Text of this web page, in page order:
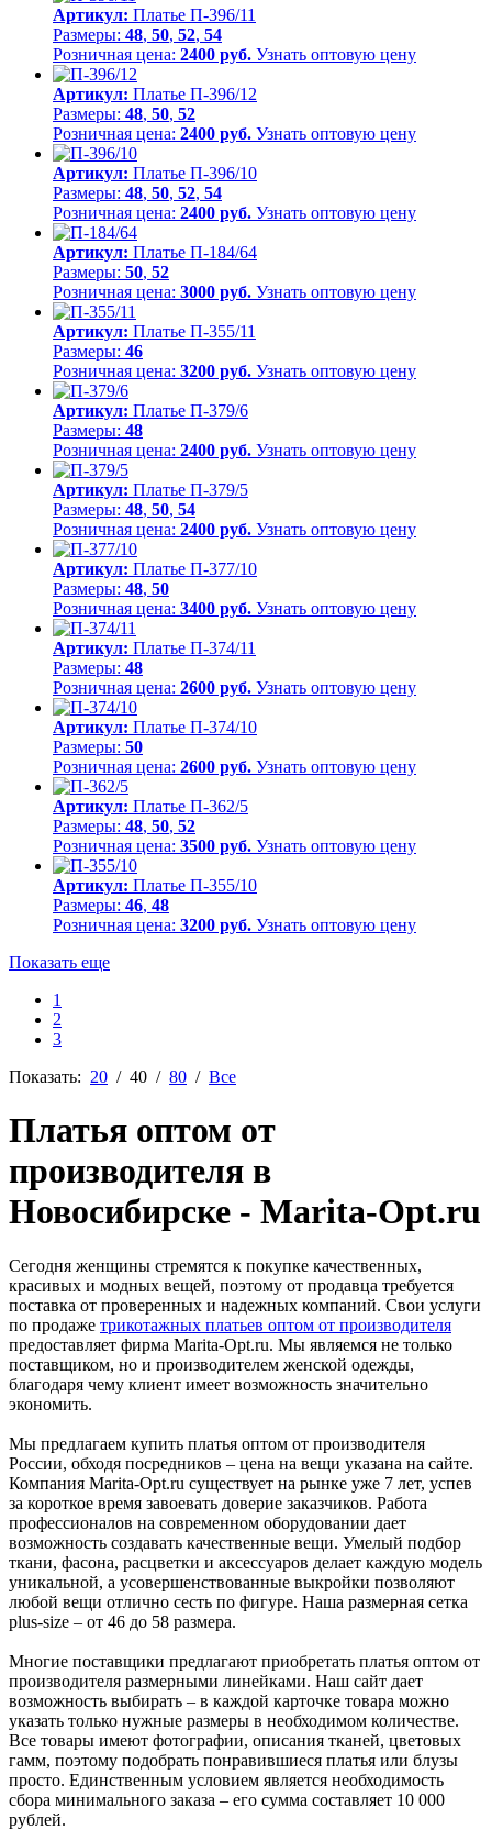
Артикул: Платье П-396/11
Размеры: 48, 50, 52, 54
Розничная цена: 2400 руб. Узнать оптовую цену
Артикул: Платье П-396/12
Размеры: 48, 50, 52
Розничная цена: 2400 руб. Узнать оптовую цену
Артикул: Платье П-396/10
Размеры: 48, 50, 52, 54
Розничная цена: 2400 руб. Узнать оптовую цену
Артикул: Платье П-184/64
Размеры: 50, 52
Розничная цена: 3000 руб. Узнать оптовую цену
Артикул: Платье П-355/11
Размеры: 46
Розничная цена: 3200 руб. Узнать оптовую цену
Артикул: Платье П-379/6
Размеры: 48
Розничная цена: 2400 руб. Узнать оптовую цену
Артикул: Платье П-379/5
Размеры: 48, 50, 54
Розничная цена: 2400 руб. Узнать оптовую цену
Артикул: Платье П-377/10
Размеры: 48, 50
Розничная цена: 3400 руб. Узнать оптовую цену
Артикул: Платье П-374/11
Размеры: 48
Розничная цена: 2600 руб. Узнать оптовую цену
Артикул: Платье П-374/10
Размеры: 50
Розничная цена: 2600 руб. Узнать оптовую цену
Артикул: Платье П-362/5
Размеры: 48, 50, 52
Розничная цена: 3500 руб. Узнать оптовую цену
Артикул: Платье П-355/10
Размеры: 46, 48
Розничная цена: 3200 руб. Узнать оптовую цену
Показать еще
1
2
3
Показать: 20 / 40 / 80 / Все
Платья оптом от
производителя в
Новосибирске - Marita-Opt.ru
Сегодня женщины стремятся к покупке качественных,
красивых и модных вещей, поэтому от продавца требуется
поставка от проверенных и надежных компаний. Свои услуги
по продаже трикотажных платьев оптом от производителя
предоставляет фирма Marita-Opt.ru. Мы являемся не только
поставщиком, но и производителем женской одежды,
благодаря чему клиент имеет возможность значительно
экономить.
Мы предлагаем купить платья оптом от производителя
России, обходя посредников – цена на вещи указана на сайте.
Компания Marita-Opt.ru существует на рынке уже 7 лет, успев
за короткое время завоевать доверие заказчиков. Работа
профессионалов на современном оборудовании дает
возможность создавать качественные вещи. Умелый подбор
ткани, фасона, расцветки и аксессуаров делает каждую модель
уникальной, а усовершенствованные выкройки позволяют
любой вещи отлично сесть по фигуре. Наша размерная сетка
plus-size – от 46 до 58 размера.
Многие поставщики предлагают приобретать платья оптом от
производителя размерными линейками. Наш сайт дает
возможность выбирать – в каждой карточке товара можно
указать только нужные размеры в необходимом количестве.
Все товары имеют фотографии, описания тканей, цветовых
гамм, поэтому подобрать понравившиеся платья или блузы
просто. Единственным условием является необходимость
сбора минимального заказа – его сумма составляет 10 000
рублей.